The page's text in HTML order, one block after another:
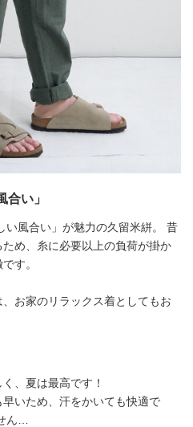
い」
い風合い」が魅力の久留米絣。 昔
め、糸に必要以上の負荷が掛か
す。
お家のリラックス着としてもお
、夏は最高です！
いため、汗をかいても快適で
ん…